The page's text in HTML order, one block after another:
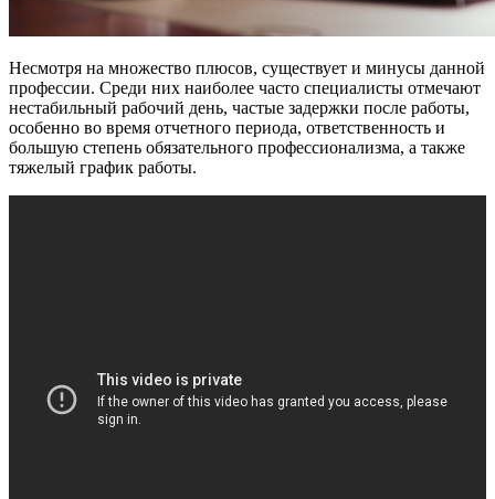
Несмотря на множество плюсов, существует и минусы данной
профессии. Среди них наиболее часто специалисты отмечают
нестабильный рабочий день, частые задержки после работы,
особенно во время отчетного периода, ответственность и
большую степень обязательного профессионализма, а также
тяжелый график работы.